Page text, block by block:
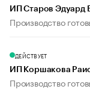
ИП Старов Эдуард
Производство
ДЕЙСТВУЕТ
ИП Коршакова
Производство